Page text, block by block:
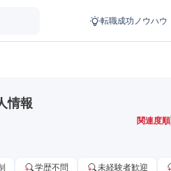
転職成功ノウハウ
情報
関連度順
学歴不問 未経験者歓迎